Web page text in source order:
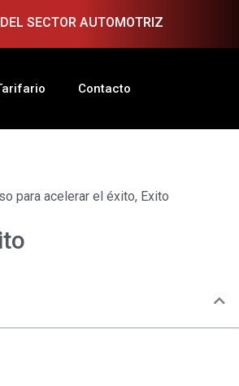
SECTOR AUTOMOTRIZ
Contacto
para acelerar el éxito, Exito